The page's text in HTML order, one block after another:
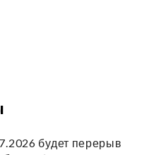
будет перерыв